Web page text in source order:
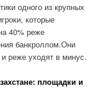
одного из крупных
которые
40% реже
банкроллом.Они
реже уходят в минус.
площадки и